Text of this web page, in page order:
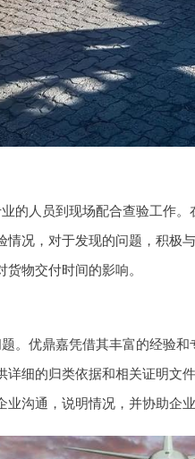
的人员到现场配合查验工作
情况，对于发现的问题，积极
物交付时间的影响。
。优鼎嘉凭借其丰富的经验
细的归类依据和相关证明文
沟通，说明情况，并协助企